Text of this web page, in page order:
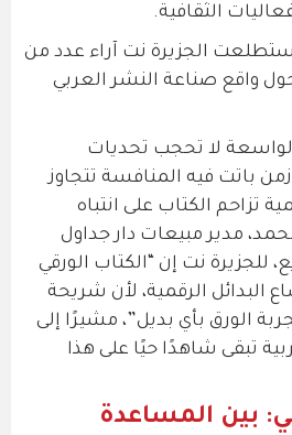
الثقافية.
الجزيرة نت آراء عدد من
واقع صناعة النشر العربي
لا تحجب تحديات
باتت فيه المنافسة تتجاوز
تزاحم الكتاب على انتباه
مدير مبيعات دار جداول
للجزيرة نت إن “الكتاب الورقي
البدائل الرقمية، لأن شريحة
الورق بأي بديل”، مشيرًا إلى
تبقى شاهدًا حيًا على هذا
بين المساعدة